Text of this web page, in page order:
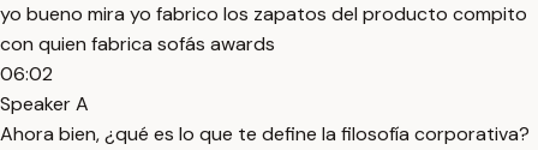
yo bueno mira yo fabrico los zapatos del producto compito
con quien fabrica sofás awards
06:02
Speaker A
Ahora bien, ¿qué es lo que te define la filosofía corporativa?